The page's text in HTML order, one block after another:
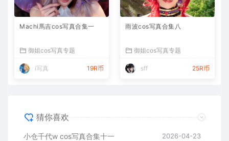
Machi馬吉cos写真合集一
御姐cos写真专题
i写真 19R币
雨波cos写真合集八
御姐cos写真专题
sff 25R币
猜你喜欢
小仓千代w cos写真合集十一 2026-04-23